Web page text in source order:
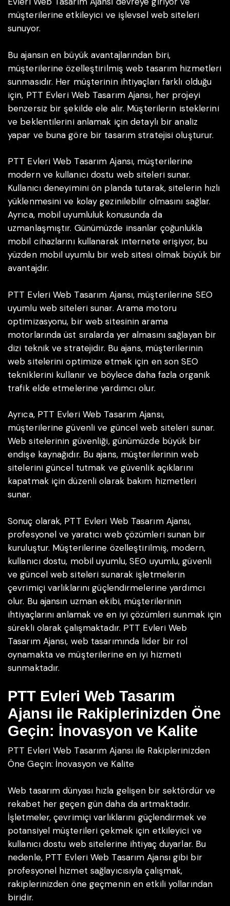
müşterilerine etkileyici ve işlevsel web siteleri
sunuyor.
Bu ajansın en büyük avantajlarından biri,
müşterilerine özelleştirilmiş web tasarım hizmetleri
sunmasıdır. Her müşterinin ihtiyaçları farklı olduğu
için, PTT Evleri Web Tasarım Ajansı, her projeyi
benzersiz bir şekilde ele alır. Müşterilerin isteklerini
ve beklentilerini anlamak için detaylı bir analiz
yapar ve buna göre bir tasarım stratejisi oluşturur.
PTT Evleri Web Tasarım Ajansı, müşterilerine
modern ve kullanıcı dostu web siteleri sunar.
Kullanıcı deneyimini ön planda tutarak, sitelerin hızlı
yüklenmesini ve kolay gezinilebilir olmasını sağlar.
Ayrıca, mobil uyumluluk konusunda da
uzmanlaşmıştır. Günümüzde insanlar çoğunlukla
mobil cihazlarını kullanarak internete erişiyor, bu
yüzden mobil uyumlu bir web sitesi olmak büyük bir
avantajdır.
PTT Evleri Web Tasarım Ajansı, müşterilerine SEO
uyumlu web siteleri sunar. Arama motoru
optimizasyonu, bir web sitesinin arama
motorlarında üst sıralarda yer almasını sağlayan bir
dizi teknik ve stratejidir. Bu ajans, müşterilerinin
web sitelerini optimize etmek için en son SEO
tekniklerini kullanır ve böylece daha fazla organik
trafik elde etmelerine yardımcı olur.
Ayrıca, PTT Evleri Web Tasarım Ajansı,
müşterilerine güvenli ve güncel web siteleri sunar.
Web sitelerinin güvenliği, günümüzde büyük bir
endişe kaynağıdır. Bu ajans, müşterilerinin web
sitelerini güncel tutmak ve güvenlik açıklarını
kapatmak için düzenli olarak bakım hizmetleri
sunar.
Sonuç olarak, PTT Evleri Web Tasarım Ajansı,
profesyonel ve yaratıcı web çözümleri sunan bir
kuruluştur. Müşterilerine özelleştirilmiş, modern,
kullanıcı dostu, mobil uyumlu, SEO uyumlu, güvenli
ve güncel web siteleri sunarak işletmelerin
çevrimiçi varlıklarını güçlendirmelerine yardımcı
olur. Bu ajansın uzman ekibi, müşterilerinin
ihtiyaçlarını anlamak ve en iyi çözümleri sunmak için
sürekli olarak çalışmaktadır. PTT Evleri Web
Tasarım Ajansı, web tasarımında lider bir rol
oynamakta ve müşterilerine en iyi hizmeti
sunmaktadır.
PTT Evleri Web Tasarım
Ajansı ile Rakiplerinizden Öne
Geçin: İnovasyon ve Kalite
PTT Evleri Web Tasarım Ajansı ile Rakiplerinizden
Öne Geçin: İnovasyon ve Kalite
Web tasarım dünyası hızla gelişen bir sektördür ve
rekabet her geçen gün daha da artmaktadır.
İşletmeler, çevrimiçi varlıklarını güçlendirmek ve
potansiyel müşterileri çekmek için etkileyici ve
kullanıcı dostu web sitelerine ihtiyaç duyarlar. Bu
nedenle, PTT Evleri Web Tasarım Ajansı gibi bir
profesyonel hizmet sağlayıcısıyla çalışmak,
rakiplerinizden öne geçmenin en etkili yollarından
biridir.